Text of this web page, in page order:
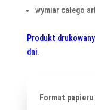
wymiar całego
Produkt
dni.
Format papieru